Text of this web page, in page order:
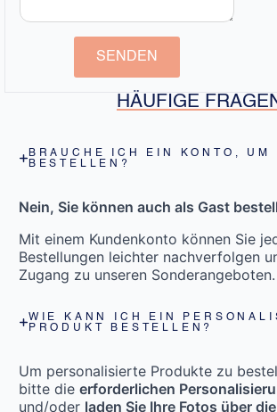
SENDEN
HÄUFIGE
BRAUCHE ICH EIN KONTO, UM
BESTELLEN?
Nein, Sie können auch als Gast
Mit einem Kundenkonto können Sie
Bestellungen leichter nachverfolgen
Zugang zu unseren Sonderangeboten.
WIE KANN ICH EIN
PRODUKT BESTELLEN?
Um personalisierte Produkte zu
bitte die erforderlichen
und/oder laden Sie Ihre Fotos über die